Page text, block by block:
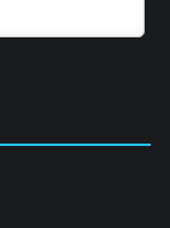
Tập 33
Tập 39